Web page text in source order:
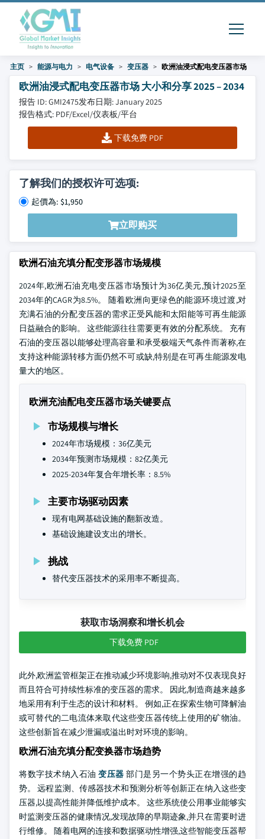
主页 能源与电力 电气设备 变压器 欧洲油浸式配电变压器市场
欧洲油浸式配电变压器市场 大小和分享 2025 – 2034
报告 ID: GMI2475发布日期: January 2025
报告格式: PDF/Excel/仪表板/平台
下载免费 PDF
了解我们的授权许可选项:
起價為: $1,950
立即购买
欧洲石油充填分配变形器市场规模
2024年,欧洲石油充电变压器市场预计为36亿美元,预计2025至
2034年的CAGR为8.5%。 随着欧洲向更绿色的能源环境过渡,对
充满石油的分配变压器的需求正受风能和太阳能等可再生能源
日益融合的影响。 这些能源往往需要更有效的分配系统。 充有
石油的变压器以能够处理高容量和承受极端天气条件而著称,在
支持这种能源转移方面仍然不可或缺,特别是在可再生能源发电
量大的地区。
欧洲充油配电变压器市场关键要点
市场规模与增长
2024年市场规模：36亿美元
2034年预测市场规模：82亿美元
2025-2034年复合年增长率：8.5%
主要市场驱动因素
现有电网基础设施的翻新改造。
基础设施建设支出的增长。
挑战
替代变压器技术的采用率不断提高。
获取市场洞察和增长机会
下载免费 PDF
此外,欧洲监管框架正在推动减少环境影响,推动对不仅表现良好
而且符合可持续性标准的变压器的需求。 因此,制造商越来越多
地采用有利于生态的设计和材料。 例如,正在探索生物可降解油
或可替代的二电流体来取代这些变压器传统上使用的矿物油。
这些创新旨在减少泄漏或溢出时对环境的影响。
欧洲石油充填分配变换器市场趋势
将数字技术纳入石油变压器 部门是另一个势头正在增强的趋
势。 远程监测、传感器技术和预测分析等创新正在纳入这些变
压器,以提高性能并降低维护成本。 这些系统使公用事业能够实
时监测变压器的健康情况,发现故障的早期迹象,并只在需要时进
行维修。 随着电网的连接和数据驱动性增强,这些智能变压器帮